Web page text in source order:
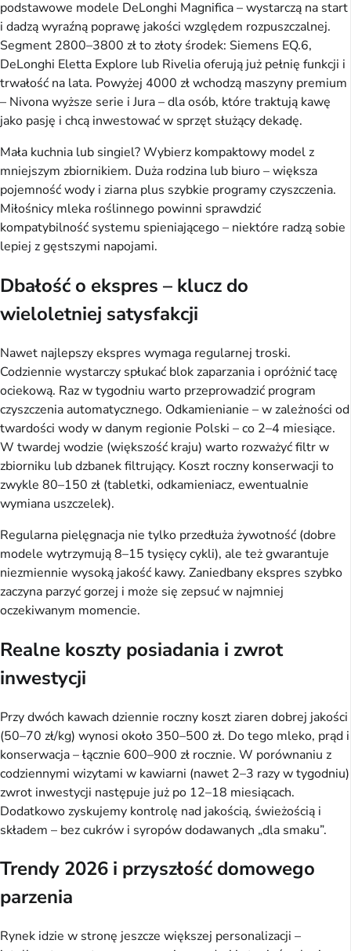
podstawowe modele DeLonghi Magnifica – wystarczą na start
i dadzą wyraźną poprawę jakości względem rozpuszczalnej.
Segment 2800–3800 zł to złoty środek: Siemens EQ.6,
DeLonghi Eletta Explore lub Rivelia oferują już pełnię funkcji i
trwałość na lata. Powyżej 4000 zł wchodzą maszyny premium
– Nivona wyższe serie i Jura – dla osób, które traktują kawę
jako pasję i chcą inwestować w sprzęt służący dekadę.
Mała kuchnia lub singiel? Wybierz kompaktowy model z
mniejszym zbiornikiem. Duża rodzina lub biuro – większa
pojemność wody i ziarna plus szybkie programy czyszczenia.
Miłośnicy mleka roślinnego powinni sprawdzić
kompatybilność systemu spieniającego – niektóre radzą sobie
lepiej z gęstszymi napojami.
Dbałość o ekspres – klucz do
wieloletniej satysfakcji
Nawet najlepszy ekspres wymaga regularnej troski.
Codziennie wystarczy spłukać blok zaparzania i opróżnić tacę
ociekową. Raz w tygodniu warto przeprowadzić program
czyszczenia automatycznego. Odkamienianie – w zależności od
twardości wody w danym regionie Polski – co 2–4 miesiące.
W twardej wodzie (większość kraju) warto rozważyć filtr w
zbiorniku lub dzbanek filtrujący. Koszt roczny konserwacji to
zwykle 80–150 zł (tabletki, odkamieniacz, ewentualnie
wymiana uszczelek).
Regularna pielęgnacja nie tylko przedłuża żywotność (dobre
modele wytrzymują 8–15 tysięcy cykli), ale też gwarantuje
niezmiennie wysoką jakość kawy. Zaniedbany ekspres szybko
zaczyna parzyć gorzej i może się zepsuć w najmniej
oczekiwanym momencie.
Realne koszty posiadania i zwrot
inwestycji
Przy dwóch kawach dziennie roczny koszt ziaren dobrej jakości
(50–70 zł/kg) wynosi około 350–500 zł. Do tego mleko, prąd i
konserwacja – łącznie 600–900 zł rocznie. W porównaniu z
codziennymi wizytami w kawiarni (nawet 2–3 razy w tygodniu)
zwrot inwestycji następuje już po 12–18 miesiącach.
Dodatkowo zyskujemy kontrolę nad jakością, świeżością i
składem – bez cukrów i syropów dodawanych „dla smaku”.
Trendy 2026 i przyszłość domowego
parzenia
Rynek idzie w stronę jeszcze większej personalizacji –